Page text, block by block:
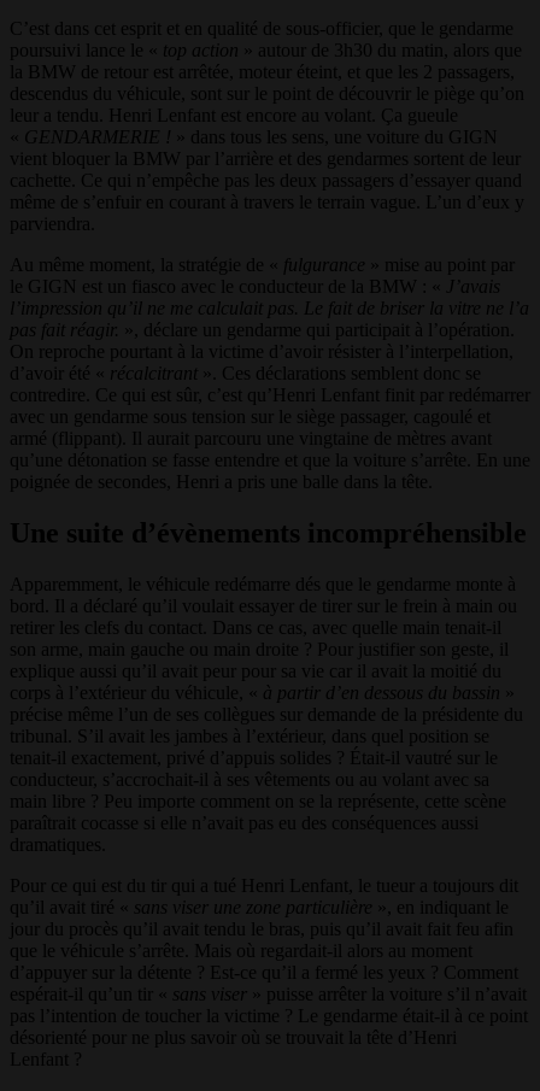
C’est dans cet esprit et en qualité de sous-officier, que le gendarme
poursuivi lance le « top action » autour de 3h30 du matin, alors que
la BMW de retour est arrêtée, moteur éteint, et que les 2 passagers,
descendus du véhicule, sont sur le point de découvrir le piège qu’on
leur a tendu. Henri Lenfant est encore au volant. Ça gueule
« GENDARMERIE ! » dans tous les sens, une voiture du GIGN
vient bloquer la BMW par l’arrière et des gendarmes sortent de leur
cachette. Ce qui n’empêche pas les deux passagers d’essayer quand
même de s’enfuir en courant à travers le terrain vague. L’un d’eux y
parviendra.
Au même moment, la stratégie de « fulgurance
» mise au point par
le GIGN est un fiasco avec le conducteur de la BMW : «
J’avais
l’impression qu’il ne me calculait pas. Le fait de briser la vitre ne l’a
pas fait réagir.
», déclare un gendarme qui participait à l’opération.
On reproche pourtant à la victime d’avoir résister à l’interpellation,
d’avoir été « récalcitrant
». Ces déclarations semblent donc se
contredire. Ce qui est sûr, c’est qu’Henri Lenfant finit par redémarrer
avec un gendarme sous tension sur le siège passager, cagoulé et
armé (flippant). Il aurait parcouru une vingtaine de mètres avant
qu’une détonation se fasse entendre et que la voiture s’arrête. En une
poignée de secondes, Henri a pris une balle dans la tête.
Une suite d’évènements incompréhensible
Apparemment, le véhicule redémarre dés que le gendarme monte à
bord. Il a déclaré qu’il voulait essayer de tirer sur le frein à main ou
retirer les clefs du contact. Dans ce cas, avec quelle main tenait-il
son arme, main gauche ou main droite ? Pour justifier son geste, il
explique aussi qu’il avait peur pour sa vie car il avait la moitié du
corps à l’extérieur du véhicule, « à partir d’en dessous du bassin »
précise même l’un de ses collègues sur demande de la présidente du
tribunal. S’il avait les jambes à l’extérieur, dans quel position se
tenait-il exactement, privé d’appuis solides ? Était-il vautré sur le
conducteur, s’accrochait-il à ses vêtements ou au volant avec sa
main libre ? Peu importe comment on se la représente, cette scène
paraîtrait cocasse si elle n’avait pas eu des conséquences aussi
dramatiques.
Pour ce qui est du tir qui a tué Henri Lenfant, le tueur a toujours dit
qu’il avait tiré «
sans viser une zone particulière
», en indiquant le
jour du procès qu’il avait tendu le bras, puis qu’il avait fait feu afin
que le véhicule s’arrête. Mais où regardait-il alors au moment
d’appuyer sur la détente ? Est-ce qu’il a fermé les yeux ? Comment
espérait-il qu’un tir «
sans viser » puisse arrêter la voiture s’il n’avait
pas l’intention de toucher la victime ? Le gendarme était-il à ce point
désorienté pour ne plus savoir où se trouvait la tête d’Henri
Lenfant ?